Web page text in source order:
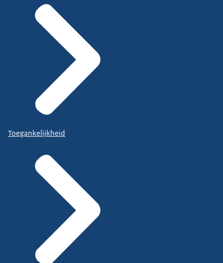
Toegankelijkheid